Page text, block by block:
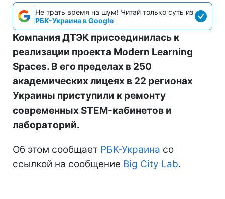
Не трать время на шум! Читай только суть из
РБК-Украина в Google
Компания ДТЭК присоединилась к
реализации проекта Modern Learning
Spaces. В его пределах в 250
академических лицеях в 22 регионах
Украины приступили к ремонту
современных STEM-кабинетов и
лабораторий.
Об этом сообщает РБК-Украина со
ссылкой на сообщение Big City Lab.